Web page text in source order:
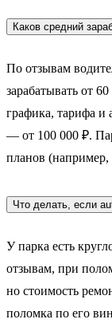
Каков средний
По отзывам
зарабатывать от
графика, тарифа и
— от 100 000 ₽.
планов (например,
Что делать, если
У парка есть
отзывам, при
но стоимость
поломка по его